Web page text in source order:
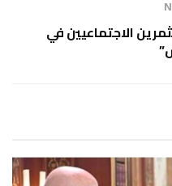
الاجتماعيين في